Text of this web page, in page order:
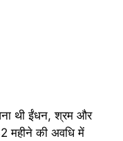
थी ईंधन, श्रम और
महीने की अवधि में